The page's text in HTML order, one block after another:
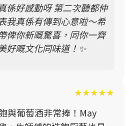
係好感動呀 第二次聽都仲
我真係有傳到心意啦～希
俾你新嘅驚喜，同你一齊
好嘅文化同味道！✨
★★★★★
與葡萄酒非常捧！May